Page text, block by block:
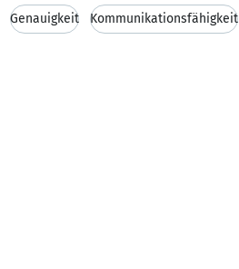
Genauigkeit Kommunikationsfähigkeit